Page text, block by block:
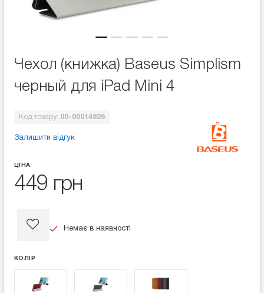
Чехол (книжка) Baseus Simplism
черный для iPad Mini 4
Код товару: 00-00014826
Залишити відгук
ЦІНА
449 грн
Немає в наявності
КОЛІР